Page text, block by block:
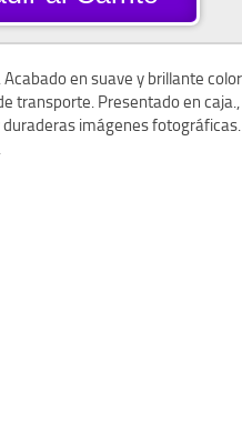
en suave y brillante
transporte. Presentado en
imágenes fotográficas.